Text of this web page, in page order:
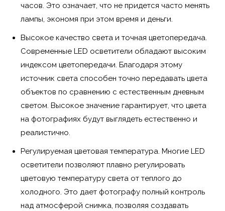
часов. Это означает, что не придется часто менять
лампы, экономя при этом время и деньги.
Высокое качество света и точная цветопередача.
Современные LED осветители обладают высоким
индексом цветопередачи. Благодаря этому
источник света способен точно передавать цвета
объектов по сравнению с естественным дневным
светом. Высокое значение гарантирует, что цвета
на фотографиях будут выглядеть естественно и
реалистично.
Регулируемая цветовая температура. Многие LED
осветители позволяют плавно регулировать
цветовую температуру света от теплого до
холодного. Это дает фотографу полный контроль
над атмосферой снимка, позволяя создавать